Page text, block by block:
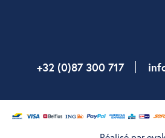
+32 (0)87 300 717